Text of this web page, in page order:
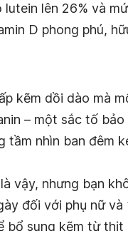
lên 26% và
D phong phú,
kẽm dồi dào mà
– một sắc tố
tầm nhìn ban đêm
vậy, nhưng bạn
đối với phụ nữ và
bổ sung kẽm từ